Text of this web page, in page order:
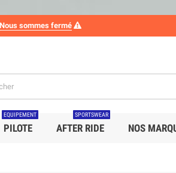
Nous sommes fermé
PILOTE
EQUIPEMENT
AFTER RIDE
SPORTSWEAR
NOS